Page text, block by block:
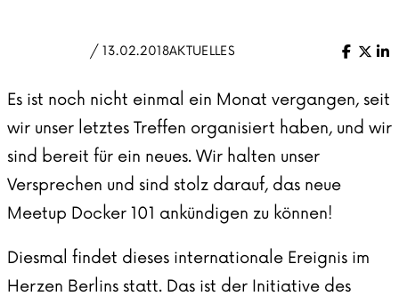
/ 13.02.2018AKTUELLES
X
Es ist noch nicht einmal ein Monat vergangen, seit
wir unser letztes Treffen organisiert haben, und wir
sind bereit für ein neues. Wir halten unser
Versprechen und sind stolz darauf, das neue
Meetup Docker 101 ankündigen zu können!
Diesmal findet dieses internationale Ereignis im
Herzen Berlins statt. Das ist der Initiative des